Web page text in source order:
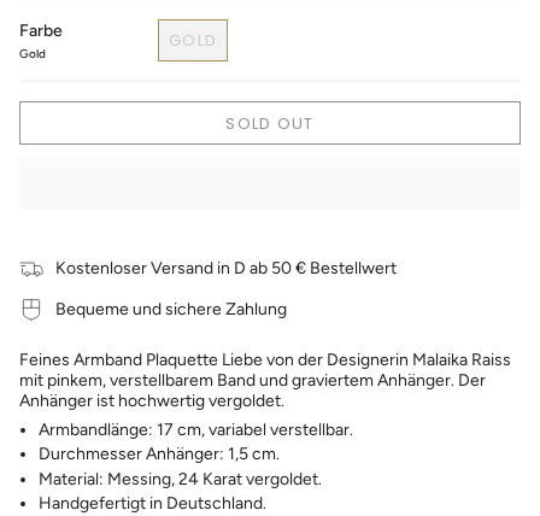
Farbe
Gold
GOLD
SOLD OUT
Kostenloser Versand in D ab 50 € Bestellwert
Bequeme und sichere Zahlung
Feines Armband Plaquette Liebe von der Designerin Malaika Raiss
mit pinkem, verstellbarem Band und graviertem Anhänger. Der
Anhänger ist hochwertig vergoldet.
Armbandlänge: 17 cm, variabel verstellbar.
Durchmesser Anhänger: 1,5 cm.
Material: Messing, 24 Karat vergoldet.
Handgefertigt in Deutschland.